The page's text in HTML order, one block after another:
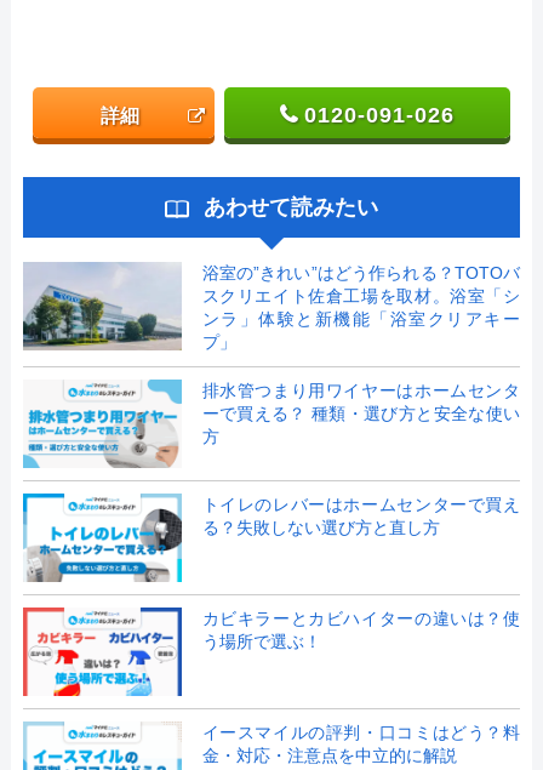
詳細 0120-091-026
あわせて読みたい
浴室の”きれい”はどう作られる？TOTOバ
スクリエイト佐倉工場を取材。浴室「シ
ンラ」体験と新機能「浴室クリアキー
プ」
排水管つまり用ワイヤーはホームセンタ
ーで買える？ 種類・選び方と安全な使い
方
トイレのレバーはホームセンターで買え
る？失敗しない選び方と直し方
カビキラーとカビハイターの違いは？使
う場所で選ぶ！
イースマイルの評判・口コミはどう？料
金・対応・注意点を中立的に解説